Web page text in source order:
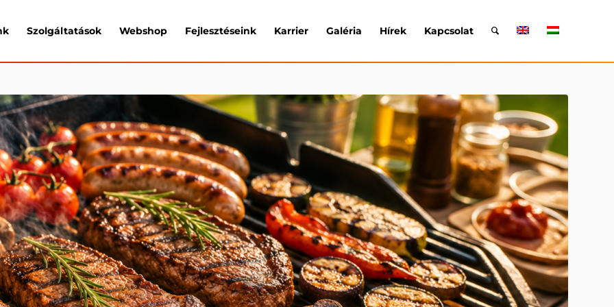
Szolgáltatások Webshop Fejlesztéseink Karrier Galéria Hírek Kapcsolat